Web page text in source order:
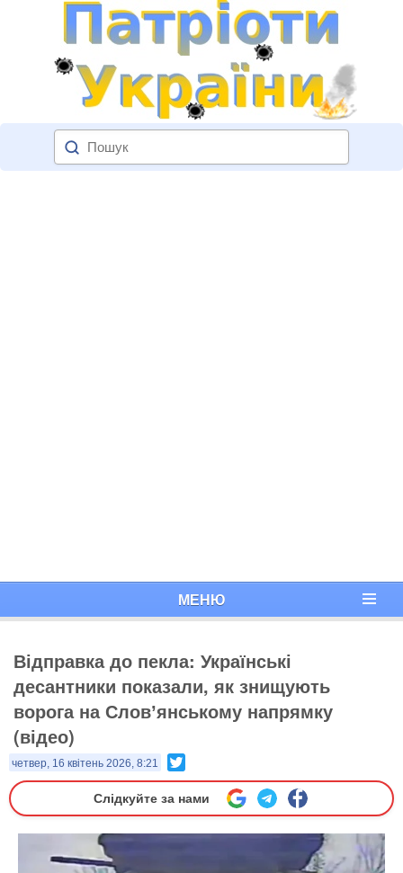
МЕНЮ
Відправка до пекла: Українські
десантники показали, як знищують
ворога на Словʼянському напрямку
(відео)
четвер, 16 квітень 2026, 8:21
Слідкуйте за нами